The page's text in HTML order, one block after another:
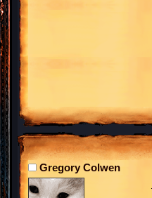
Gregory Colwen